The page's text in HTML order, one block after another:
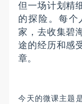
但一场计划精
的探险。每个
家，去收集碧
途的经历和感
章。
今天的微课主题